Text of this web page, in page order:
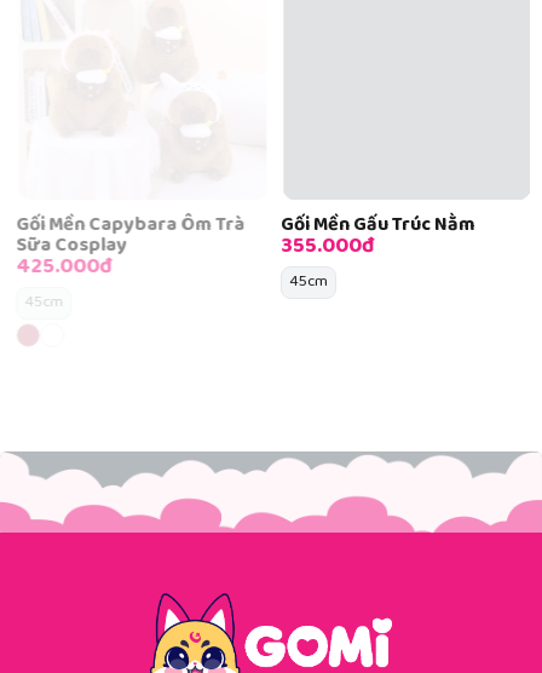
Gối Mền Capybara Ôm Trà
Sữa Cosplay
425.000đ
45cm
Gối Mền Gấu Trúc Nằm
355.000đ
45cm